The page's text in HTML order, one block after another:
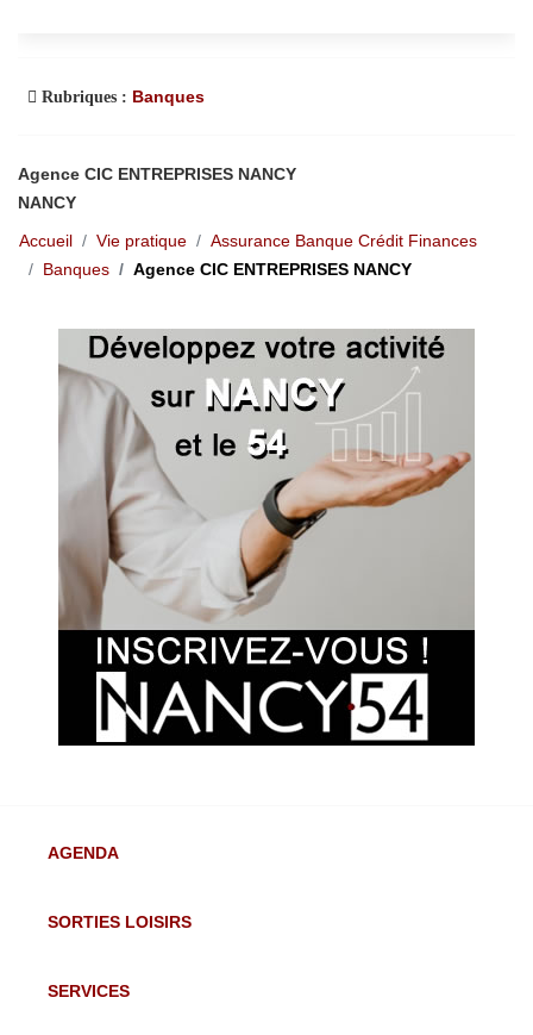
Rubriques : Banques
Agence CIC ENTREPRISES NANCY
NANCY
Accueil
Vie pratique
Assurance Banque Crédit Finances
Banques
Agence CIC ENTREPRISES NANCY
AGENDA
SORTIES LOISIRS
SERVICES